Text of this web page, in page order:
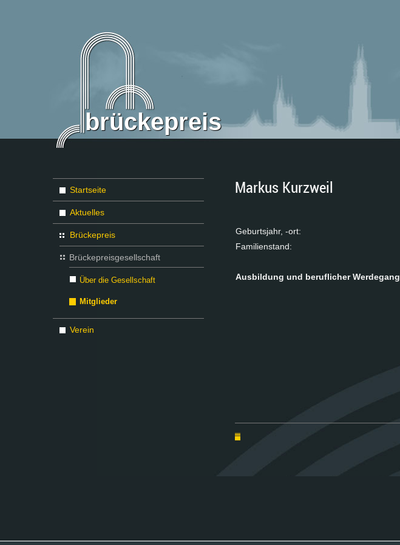
brückepreis
Startseite
Aktuelles
Brückepreis
Brückepreisgesellschaft
Über die Gesellschaft
Mitglieder
Verein
Markus Kurzweil
Ge­burts­jahr, -ort:
Fa­mi­li­en­stand:
Aus­bil­dung und be­ruf­li­cher Wer­de­gang